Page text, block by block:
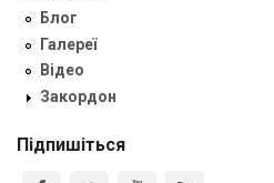
Блог
Галереї
Відео
Закордон
Підпишіться